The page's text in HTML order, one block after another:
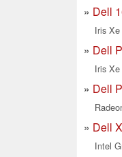
Dell
Iris
Dell
Iris
Dell
Dell
Intel